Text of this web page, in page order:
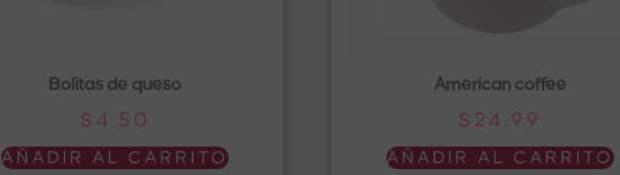
Bolitas de queso
$ 4.50
AÑADIR AL CARRITO
American coffee
$ 24.99
AÑADIR AL CARRITO